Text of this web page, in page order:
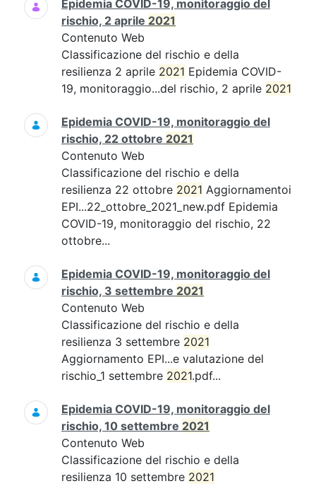
Epidemia COVID-19, monitoraggio del
rischio, 2 aprile 2021
Contenuto Web
Classificazione del rischio e della
resilienza 2 aprile 2021 Epidemia COVID-
19, monitoraggio...del rischio, 2 aprile 2021
Epidemia COVID-19, monitoraggio del
rischio, 22 ottobre 2021
Contenuto Web
Classificazione del rischio e della
resilienza 22 ottobre 2021 Aggiornamentoi
EPI...22_ottobre_2021_new.pdf Epidemia
COVID-19, monitoraggio del rischio, 22
ottobre...
Epidemia COVID-19, monitoraggio del
rischio, 3 settembre 2021
Contenuto Web
Classificazione del rischio e della
resilienza 3 settembre 2021
Aggiornamento EPI...e valutazione del
rischio_1 settembre 2021.pdf...
Epidemia COVID-19, monitoraggio del
rischio, 10 settembre 2021
Contenuto Web
Classificazione del rischio e della
resilienza 10 settembre 2021